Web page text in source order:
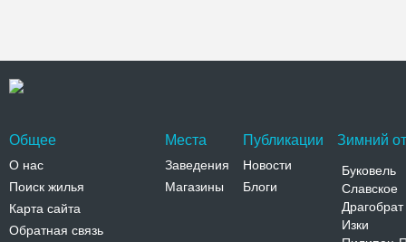
Общее
О нас
Поиск жилья
Карта сайта
Обратная связь
Места
Заведения
Магазины
Публикации
Новости
Блоги
Зимний
Буковель
Славское
Драгобрат
Изки